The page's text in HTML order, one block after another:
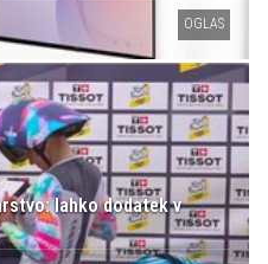
OGLAS
lahko dodatek v